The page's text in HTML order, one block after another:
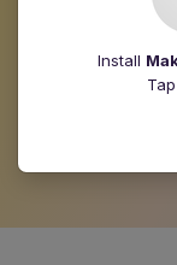
Install
Tap